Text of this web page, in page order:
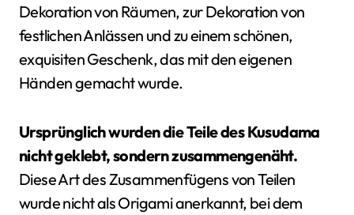
Dekoration von Räumen, zur Dekoration von
festlichen Anlässen und zu einem schönen,
exquisiten Geschenk, das mit den eigenen
Händen gemacht wurde.
Ursprünglich wurden die Teile des Kusudama
nicht geklebt, sondern zusammengenäht.
Diese Art des Zusammenfügens von Teilen
wurde nicht als Origami anerkannt, bei dem